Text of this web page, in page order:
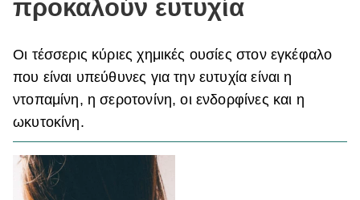
Χωρίς Ταμπέλες
Women's Forum
Hautes Grecians
προκαλούν ευτυχία
Οι τέσσερις κύριες χημικές ουσίες στον εγκέφαλο
που είναι υπεύθυνες για την ευτυχία είναι η
ντοπαμίνη, η σεροτονίνη, οι ενδορφίνες και η
ωκυτοκίνη.